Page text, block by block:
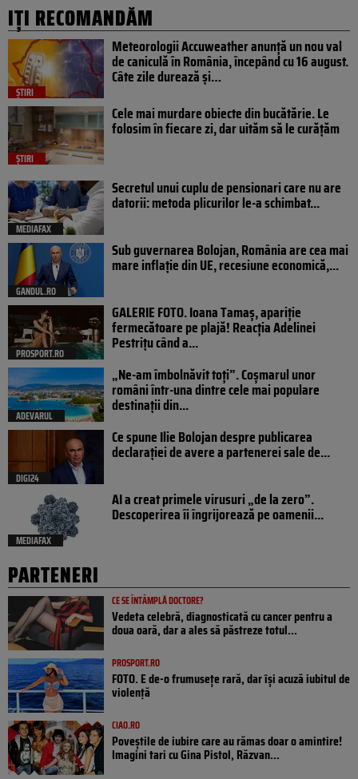
IȚI RECOMANDĂM
ȘTIRI
Meteorologii Accuweather anunță un nou val
de caniculă în România, începând cu 16 august.
Câte zile durează și…
ȘTIRI
Cele mai murdare obiecte din bucătărie. Le
folosim în fiecare zi, dar uităm să le curățăm
MEDIAFAX
Secretul unui cuplu de pensionari care nu are
datorii: metoda plicurilor le-a schimbat...
GANDUL.RO
Sub guvernarea Bolojan, România are cea mai
mare inflație din UE, recesiune economică,...
PROSPORT.RO
GALERIE FOTO. Ioana Tamaş, apariție
fermecătoare pe plajă! Reacția Adelinei
Pestrițu când a...
ADEVARUL
„Ne-am îmbolnăvit toți”. Coșmarul unor
români într-una dintre cele mai populare
destinații din...
DIGI24
Ce spune Ilie Bolojan despre publicarea
declarației de avere a partenerei sale de...
MEDIAFAX
AI a creat primele virusuri „de la zero”.
Descoperirea îi îngrijorează pe oamenii...
PARTENERI
CE SE ÎNTÂMPLĂ DOCTORE?
Vedeta celebră, diagnosticată cu cancer pentru a
doua oară, dar a ales să păstreze totul...
PROSPORT.RO
FOTO. E de-o frumusețe rară, dar își acuză iubitul de
violență
CIAO.RO
Poveştile de iubire care au rămas doar o amintire!
Imagini tari cu Gina Pistol, Răzvan...